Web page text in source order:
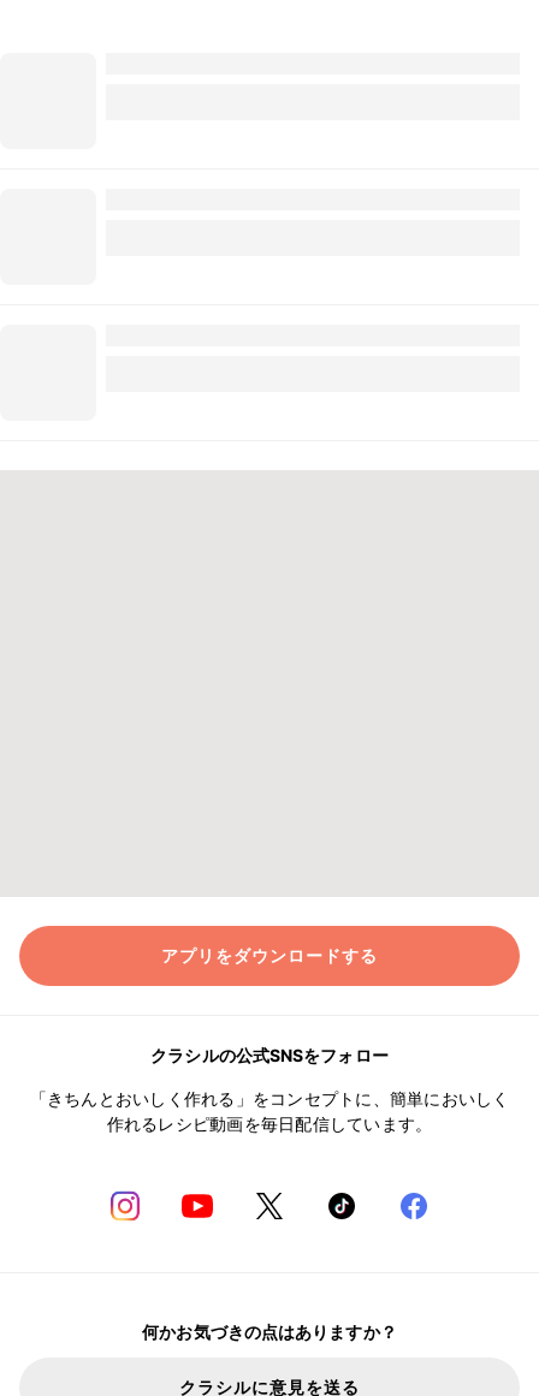
アプリをダウンロードする
クラシルの公式SNSをフォロー
「きちんとおいしく作れる」をコンセプトに、簡単においしく
作れるレシピ動画を毎日配信しています。
何かお気づきの点はありますか？
クラシルに意見を送る